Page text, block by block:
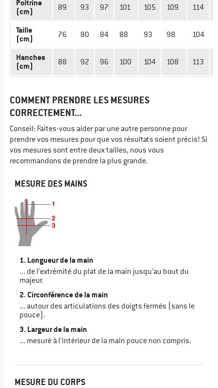
Poitrine
(cm)
89 93 97 101 105 109 114
Taille
(cm)
76 80 84 88 93 98 104
Hanches
(cm)
88 92 96 100 104 108 113
COMMENT PRENDRE LES MESURES
CORRECTEMENT...
Conseil: Faites-vous aider par une autre personne pour
prendre vos mesures pour que vos résultats soient précis! Si
vos mesures sont entre deux tailles, nous vous
recommandons de prendre la plus grande.
MESURE DES MAINS
1. Longueur de la main
... de l'extrémité du plat de la main jusqu'au bout du
majeur.
2. Circonférence de la main
... autour des articulations des doigts fermés (sans le
pouce).
3. Largeur de la main
... mesuré à l'intérieur de la main pouce non compris.
MESURE DU CORPS